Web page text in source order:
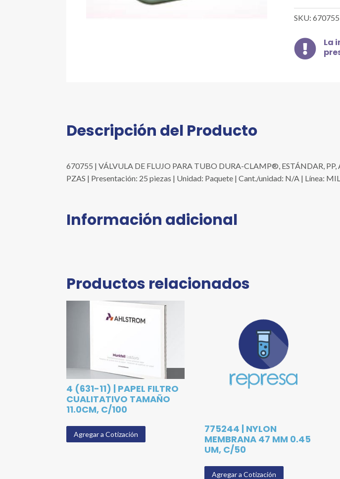
DE
FLUJO
TUBO
DURA-
DE
1/8"
SKU:670755

La
Descripción del Producto
670755 | VÁLVULA DE FLUJO PARA TUBO DURA-CLAMP®, ESTÁNDAR,
PZAS | Presentación: 25 piezas | Unidad: Paquete | Cant./unidad: N/A | Línea:
Información adicional
Productos relacionados
4 (631-11) | PAPEL FILTRO
CUALITATIVO TAMAÑO
11.0CM, C/100
Agregar a Cotización
775244 | NYLON
MEMBRANA 47 MM 0.45
UM, C/50
Agregar a Cotización